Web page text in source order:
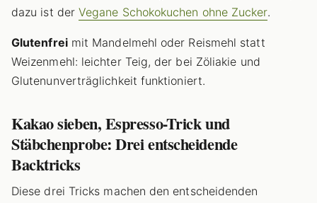
dazu ist derVegane Schokokuchen ohne Zucker.
Glutenfreimit Mandelmehl oder Reismehl statt
Weizenmehl: leichter Teig, der bei Zöliakie und
Glutenunverträglichkeit funktioniert.
Kakao sieben, Espresso-Trick und
Stäbchenprobe: Drei entscheidende
Backtricks
Diese drei Tricks machen den entscheidenden